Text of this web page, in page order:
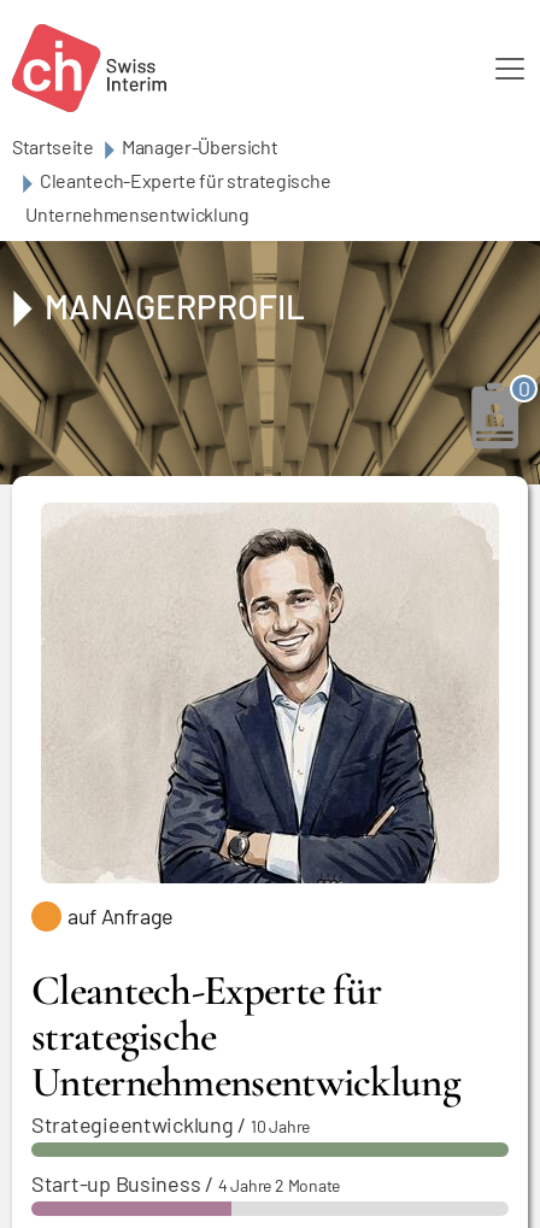
Startseite
Manager-Übersicht
Cleantech-Experte für strategische
Unternehmensentwicklung
MANAGERPROFIL
0
auf Anfrage
Cleantech-Experte für
strategische
Unternehmensentwicklung
Strategieentwicklung / 10 Jahre
Start-up Business / 4 Jahre 2 Monate